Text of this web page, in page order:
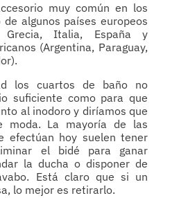
muy común en los
algunos países europeos
Grecia, Italia, España y
(Argentina, Paraguay,
los cuartos de baño no
suficiente como para que
al inodoro y diríamos que
moda. La mayoría de las
efectúan hoy suelen tener
el bidé para ganar
la ducha o disponer de
Está claro que si un
lo mejor es retirarlo.